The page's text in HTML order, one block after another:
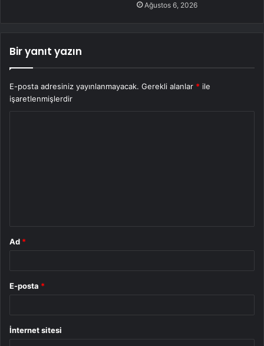
Ağustos 6, 2026
Bir yanıt yazın
E-posta adresiniz yayınlanmayacak. Gerekli alanlar * ile
işaretlenmişlerdir
Ad *
E-posta *
İnternet sitesi